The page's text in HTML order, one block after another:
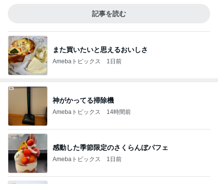
記事を読む
また買いたいと思えるおいしさ
Amebaトピックス 1日前
神がかってる掃除機
Amebaトピックス 14時間前
感動した季節限定のさくらんぼパフェ
Amebaトピックス 1日前